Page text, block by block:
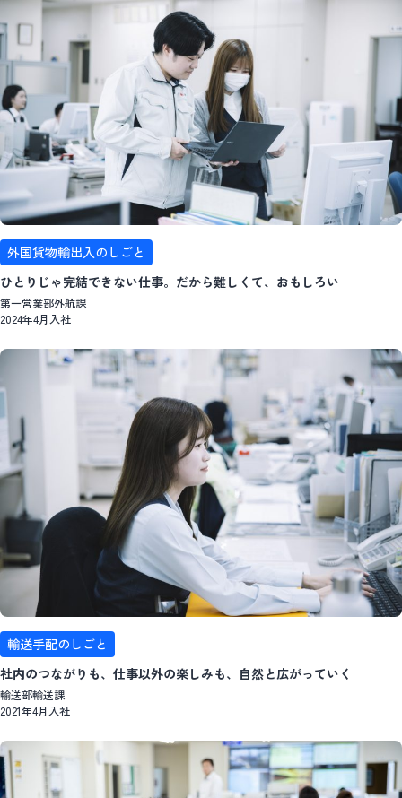
外国貨物輸出入のしごと
ひとりじゃ完結できない仕事。だから難しくて、おもしろい
第一営業部外航課
2024年4月入社
輸送手配のしごと
社内のつながりも、仕事以外の楽しみも、自然と広がっていく
輸送部輸送課
2021年4月入社